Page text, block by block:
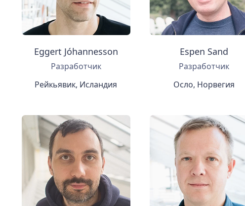
Eggert Jóhannesson
Разработчик
Рейкьявик, Исландия
Espen Sand
Разработчик
Осло, Норвегия